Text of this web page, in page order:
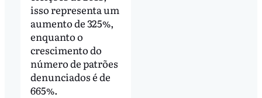
isso representa um
aumento de 325%,
enquanto o
crescimento do
número de patrões
denunciados é de
665%.